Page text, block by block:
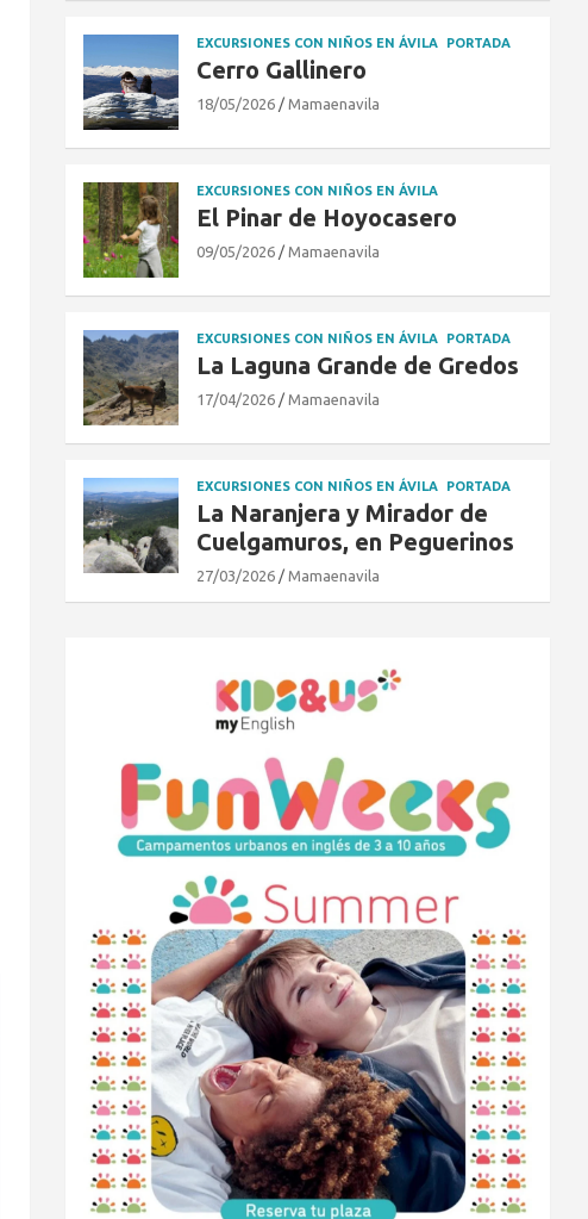
EXCURSIONES CON NIÑOS EN ÁVILA PORTADA
Cerro Gallinero
18/05/2026 Mamaenavila
EXCURSIONES CON NIÑOS EN ÁVILA
El Pinar de Hoyocasero
09/05/2026 Mamaenavila
EXCURSIONES CON NIÑOS EN ÁVILA PORTADA
La Laguna Grande de Gredos
17/04/2026 Mamaenavila
EXCURSIONES CON NIÑOS EN ÁVILA PORTADA
La Naranjera y Mirador de
Cuelgamuros, en Peguerinos
27/03/2026 Mamaenavila